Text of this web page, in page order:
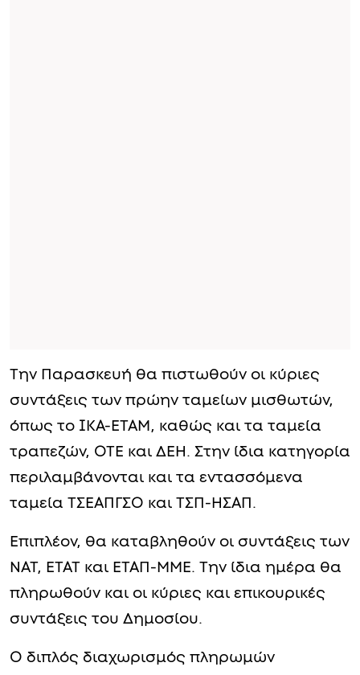
Την Παρασκευή θα πιστωθούν οι κύριες
συντάξεις των πρώην ταμείων μισθωτών,
όπως το ΙΚΑ-ΕΤΑΜ, καθώς και τα ταμεία
τραπεζών, ΟΤΕ και ΔΕΗ. Στην ίδια κατηγορία
περιλαμβάνονται και τα εντασσόμενα
ταμεία ΤΣΕΑΠΓΣΟ και ΤΣΠ-ΗΣΑΠ.
Επιπλέον, θα καταβληθούν οι συντάξεις των
ΝΑΤ, ΕΤΑΤ και ΕΤΑΠ-ΜΜΕ. Την ίδια ημέρα θα
πληρωθούν και οι κύριες και επικουρικές
συντάξεις του Δημοσίου.
Ο διπλός διαχωρισμός πληρωμών